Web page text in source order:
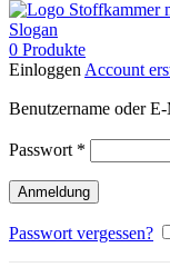
0 Produkte
Einloggen Account
Benutzername oder
Passwort *
Anmeldung
Passwort vergessen?